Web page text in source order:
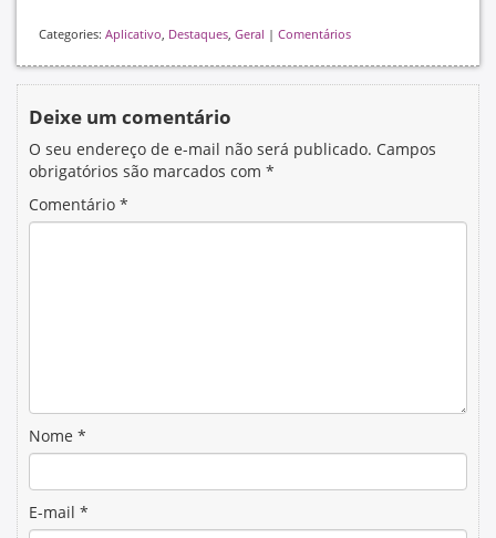
Categories: Aplicativo, Destaques, Geral | Comentários
Deixe um comentário
O seu endereço de e-mail não será publicado. Campos
obrigatórios são marcados com *
Comentário *
Nome *
E-mail *